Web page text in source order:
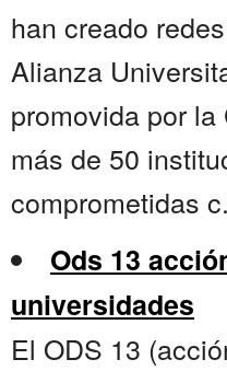
han creado
Alianza
promovida por
más de 50
comprometidas
Ods 13
universidades
El ODS 13